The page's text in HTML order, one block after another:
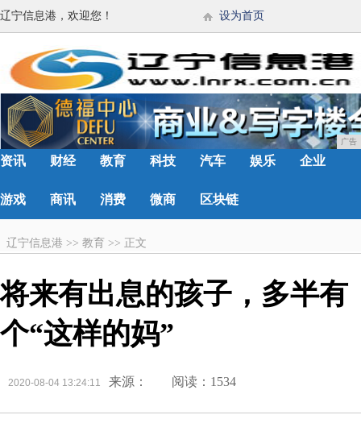
辽宁信息港，欢迎您！ 设为首页
广告
资讯 财经 教育 科技 汽车 娱乐 企业
游戏 商讯 消费 微商 区块链
辽宁信息港 >> 教育 >> 正文
将来有出息的孩子，多半有
个“这样的妈”
2020-08-04 13:24:11 来源： 阅读：1534